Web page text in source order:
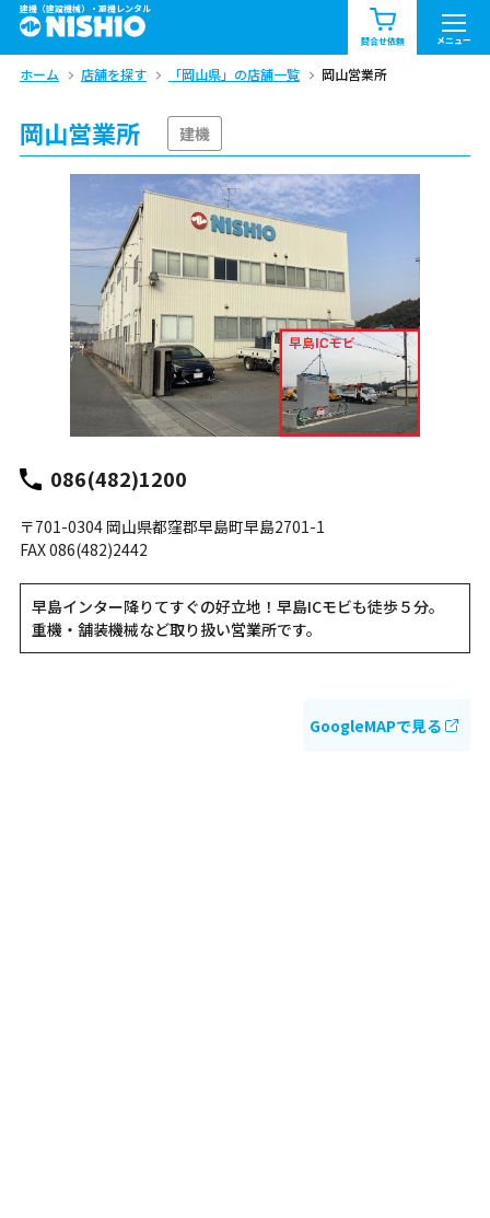
建機（建設機械）・重機レンタル
問合せ依頼 メニュー
商品一覧 お知らせ一覧
問合せ依頼リスト お問合せ
エリア情報を見る
北海道 東北 関東
中部 関西
九州・沖縄（外部）
ホーム 店舗を探す 「岡山県」の店舗一覧 岡山営業所
岡山営業所 建機
086(482)1200
〒701-0304 岡山県都窪郡早島町早島2701-1
FAX 086(482)2442
早島インター降りてすぐの好立地！早島ICモビも徒歩５分。
重機・舗装機械など取り扱い営業所です。
GoogleMAPで見る